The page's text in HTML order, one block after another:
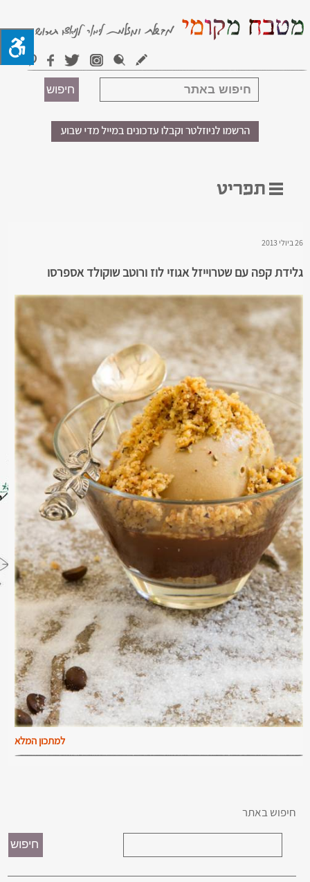
26 ביולי 2013
גלידת קפה עם שטרוייזל אגוזי לוז ורוטב שוקולד אספרסו
למתכון המלא
חיפוש באתר